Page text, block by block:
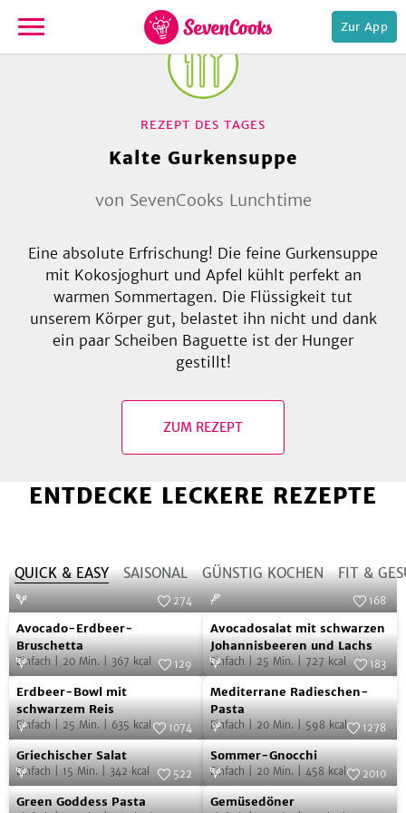
zur
Startseite
Zur App
REZEPT DES TAGES
Kalte Gurkensuppe
von SevenCooks Lunchtime
Eine absolute Erfrischung! Die feine Gurkensuppe
mit Kokosjoghurt und Apfel kühlt perfekt an
warmen Sommertagen. Die Flüssigkeit tut
unserem Körper gut, belastet ihn nicht und dank
ein paar Scheiben Baguette ist der Hunger
gestillt!
ZUM REZEPT
ENTDECKE LECKERE REZEPTE
QUICK & EASY SAISONAL GÜNSTIG KOCHEN FIT &
Avocado-
Erdbeer-
Bruschetta
274
Avocado-Erdbeer-
Bruschetta
Einfach 20 Min. 367 kcal
Avocadosalat
mit
schwarzen
Johannisbeeren
und
Lachs
168
Avocadosalat mit schwarzen
Johannisbeeren und Lachs
Einfach 25 Min. 727 kcal
Erdbeer-
Bowl
mit
schwarzem
Reis
129
Erdbeer-Bowl mit
schwarzem Reis
Einfach 25 Min. 635 kcal
Mediterrane
Radieschen-
Pasta
183
Mediterrane Radieschen-
Pasta
Einfach 20 Min. 598 kcal
Griechischer
Salat
SevenCooks
1074
Griechischer Salat
Einfach 15 Min. 342 kcal
Sommer-
Gnocchi
Foto:
1278
Sommer-Gnocchi
Einfach 20 Min. 458 kcal
Green
SevenCooks
522
Green Goddess Pasta Gemüsedöner
2010
Gemüsedöner